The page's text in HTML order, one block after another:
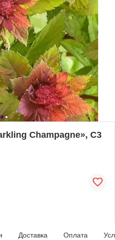
Champagne», С3
Доставка Оплата